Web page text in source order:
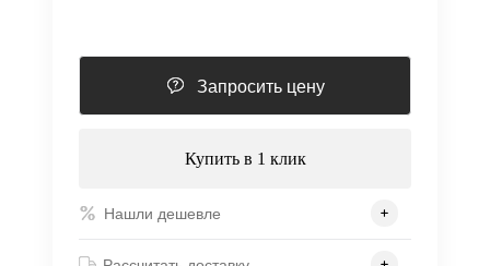
Запросить цену
Купить в 1 клик
Нашли дешевле